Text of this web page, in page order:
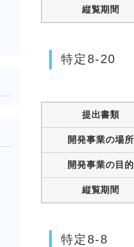
縦覧期間
特定8-20
提出書類
開発事業の場所
開発事業の目的
縦覧期間
特定8-8